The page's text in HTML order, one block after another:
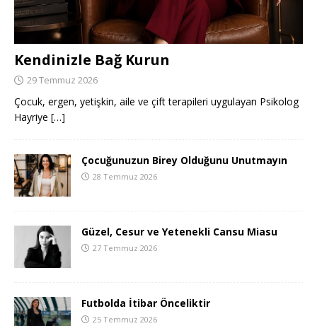
Kendinizle Bağ Kurun
29 Temmuz 2026
Çocuk, ergen, yetişkin, aile ve çift terapileri uygulayan Psikolog
Hayriye […]
Çocuğunuzun Birey Olduğunu Unutmayın
28 Temmuz 2026
Güzel, Cesur ve Yetenekli Cansu Miasu
27 Temmuz 2026
Futbolda İtibar Önceliktir
25 Temmuz 2026